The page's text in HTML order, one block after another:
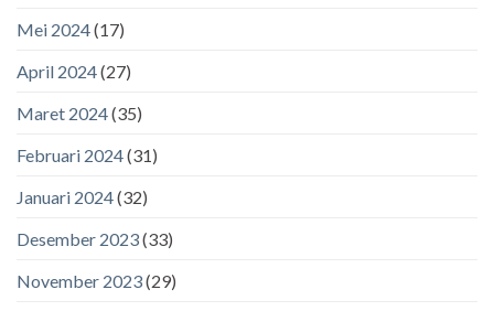
Mei 2024(17)
April 2024(27)
Maret 2024(35)
Februari 2024(31)
Januari 2024(32)
Desember 2023(33)
November 2023(29)